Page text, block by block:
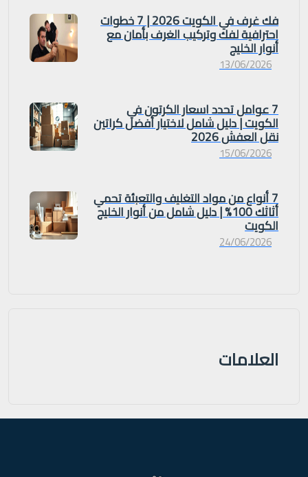
فك غرف في الكويت 2026 | 7 خطوات
احترافية لفك وتركيب الغرف بأمان مع
أنوار الخليج
13/06/2026
7 عوامل تحدد اسعار الكرتون في
الكويت | دليل شامل لاختيار أفضل كراتين
نقل العفش 2026
15/06/2026
7 أنواع من مواد التغليف والتعبئة تحمي
أثاثك 100% | دليل شامل من أنوار الخليج
الكويت
24/06/2026
العلامات